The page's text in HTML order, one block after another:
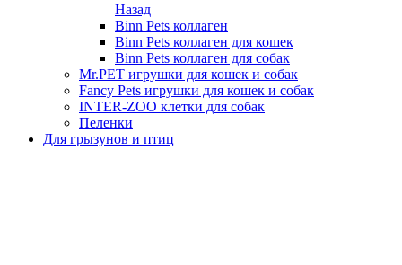
Назад
Binn Pets коллаген
Binn Pets коллаген для кошек
Binn Pets коллаген для собак
Mr.PET игрушки для кошек и собак
Fancy Pets игрушки для кошек и собак
INTER-ZOO клетки для собак
Пеленки
Для грызунов и птиц